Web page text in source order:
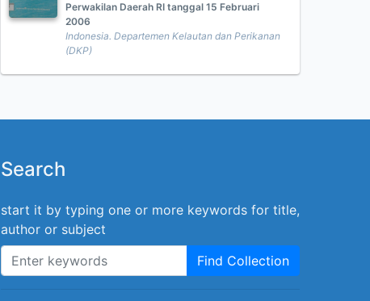
Perwakilan Daerah RI tanggal 15 Februari
2006
Indonesia. Departemen Kelautan dan Perikanan
(DKP)
Search
start it by typing one or more keywords for title,
author or subject
Find Collection